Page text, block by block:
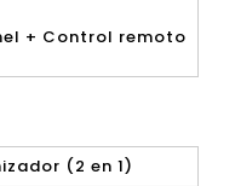
+ Control remoto
(2 en 1)